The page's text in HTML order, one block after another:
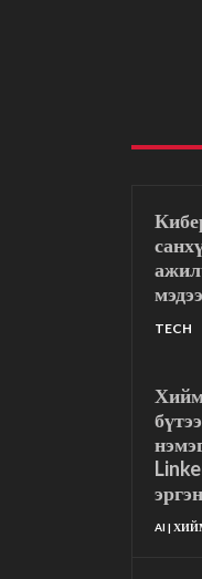
TECH
AI |